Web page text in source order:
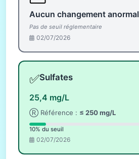
Aucun changement anormal
Pas de seuil réglementaire
02/07/2026
✅Sulfates
25,4 mg/L
Ⓡ Référence : ≤ 250 mg/L
10% du seuil
02/07/2026